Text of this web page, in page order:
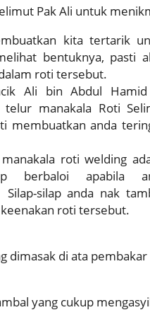
Pak Ali untuk
kita tertarik
bentuknya, pasti
roti tersebut.
Ali bin Abdul
manakala Roti
membuatkan anda
roti welding
berbaloi apabila
silap anda nak
roti tersebut.
dimasak di ata pembakar
yang cukup